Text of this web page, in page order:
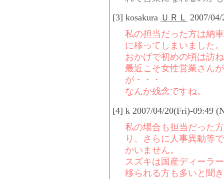
[3] kosakura ＵＲＬ 2007/
私の担当だった方は納
に移ってしまいました。
おかげで初めの頃は訪
最近こそ女性営業さん
が・・・
なんか残念ですね。
[4] k 2007/04/20(Fri)-09:49
私の場合も担当だった
り、さらに人事異動等
かいません。
スズキは国産ディーラ
移られる方も多いと聞